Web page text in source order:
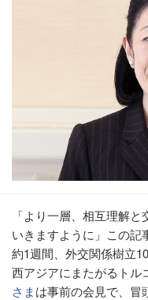
「より一層、相互理解
いきますように」この記
約1週間、外交関係樹立
西アジアにまたがるトル
さまは事前の会見で、冒